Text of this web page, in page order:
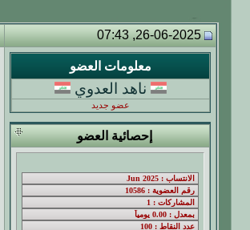
26-06-2025, 07:43
معلومات العضو
ناهد العدوي
عضو جديد
إحصائية العضو